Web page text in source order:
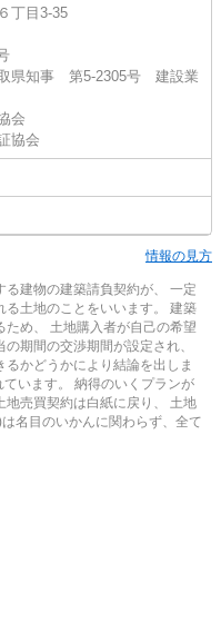
丁目3-35
県知事 第5-2305号 建設業
会
協会
情報の見方
建物の建築請負契約が、 一定
土地のことをいいます。 建築
め、 土地購入者が自己の希望
期間の交渉期間が設定され、
かどうかにより結論を出しま
います。 納得のいくプランが
売買契約は白紙に戻り、 土地
名目のいかんに関わらず、全て